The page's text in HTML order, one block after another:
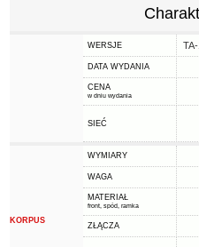
WERSJE
DATA WYDANIA
CENA
w dniu wydania
SIEĆ
KORPUS
WYMIARY
WAGA
MATERIAŁ
front, spód, ramka
ZŁĄCZA